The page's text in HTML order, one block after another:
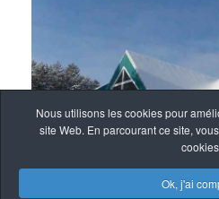
Nous utilisons les cookies pour
site Web. En parcourant ce site,
Ok, j'ai